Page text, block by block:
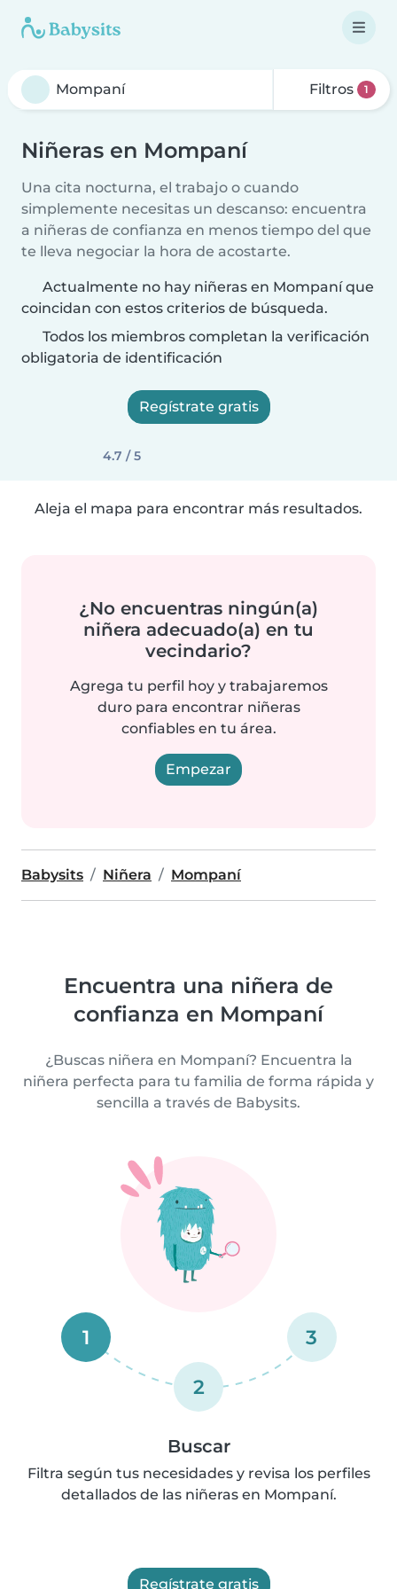
Filtros 1
Niñeras en Mompaní
Una cita nocturna, el trabajo o cuando
simplemente necesitas un descanso: encuentra
a niñeras de confianza en menos tiempo del que
te lleva negociar la hora de acostarte.
Actualmente no hay niñeras en Mompaní que
coincidan con estos criterios de búsqueda.
Todos los miembros completan la verificación
obligatoria de identificación
Regístrate gratis
4.7 / 5
Aleja el mapa para encontrar más resultados.
¿No encuentras ningún(a)
niñera adecuado(a) en tu
vecindario?
Agrega tu perfil hoy y trabajaremos
duro para encontrar niñeras
confiables en tu área.
Empezar
Babysits Niñera Mompaní
Encuentra una niñera de
confianza en Mompaní
¿Buscas niñera en Mompaní? Encuentra la
niñera perfecta para tu familia de forma rápida y
sencilla a través de Babysits.
1
2
3
Buscar
Filtra según tus necesidades y revisa los perfiles
detallados de las niñeras en Mompaní.
Regístrate gratis